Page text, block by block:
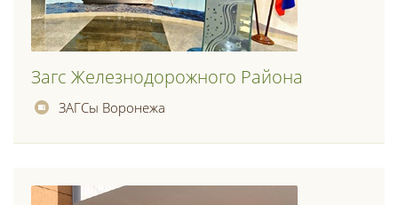
Загс Железнодорожного Района
ЗАГСы Воронежа